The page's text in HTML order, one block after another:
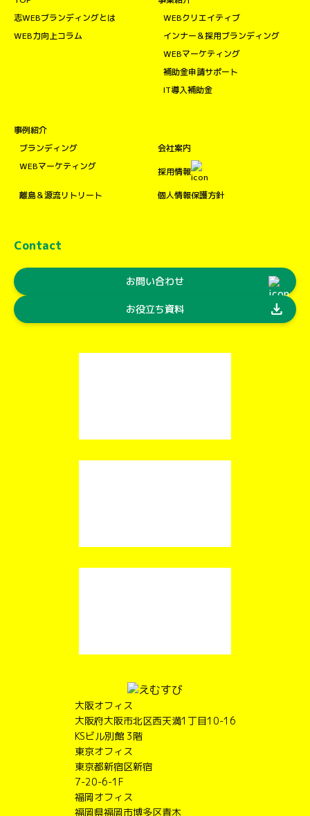
志WEBブランディングとは
WEB力向上コラム
WEBクリエイティブ
インナー＆採用ブランディング
WEBマーケティング
補助金申請サポート
IT導入補助金
事例紹介
ブランディング
WEBマーケティング
離島＆源流リトリート
会社案内
採用情報
個人情報保護方針
Contact
お問い合わせ
お役立ち資料 download
大阪オフィス
大阪府大阪市北区西天満1丁目10-16
KSビル別館 3階
東京オフィス
東京都新宿区新宿
7-20-6-1F
福岡オフィス
福岡県福岡市博多区青木